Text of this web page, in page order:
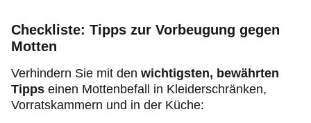
Checkliste: Tipps zur Vorbeugung gegen
Motten
Verhindern Sie mit den wichtigsten, bewährten
Tipps einen Mottenbefall in Kleiderschränken,
Vorratskammern und in der Küche: